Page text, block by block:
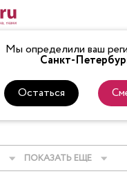
Мы определили ваш
Санкт-
Остаться
ТКАНИ
ПОКАЗАТЬ ЕЩЕ